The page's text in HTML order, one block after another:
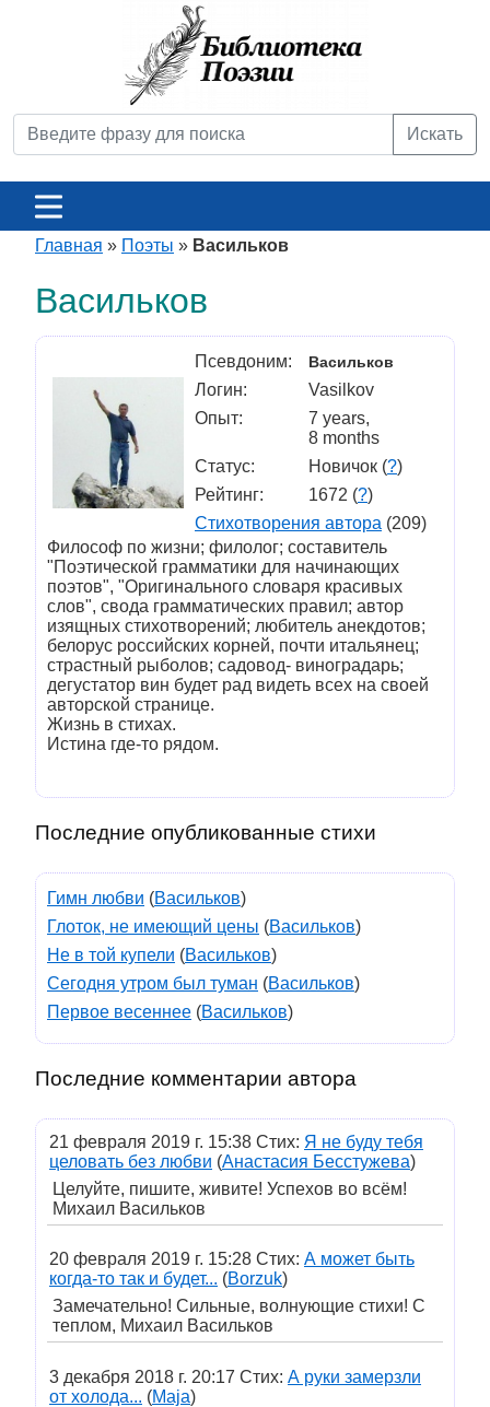
Искать
Главная » Поэты » Васильков
Васильков
Псевдоним: Васильков
Логин:
Vasilkov
Опыт:
7 years,
8 months
Статус:
Новичок (?)
Рейтинг:
1672 (?)
Стихотворения автора (209)
Философ по жизни; филолог; составитель
"Поэтической грамматики для начинающих
поэтов", "Оригинального словаря красивых
слов", свода грамматических правил; автор
изящных стихотворений; любитель анекдотов;
белорус российских корней, почти итальянец;
страстный рыболов; садовод- виноградарь;
дегустатор вин будет рад видеть всех на своей
авторской странице.
Жизнь в стихах.
Истина где-то рядом.
Последние опубликованные стихи
Гимн любви (Васильков)
Глоток, не имеющий цены (Васильков)
Не в той купели (Васильков)
Сегодня утром был туман (Васильков)
Первое весеннее (Васильков)
Последние комментарии автора
21 февраля 2019 г. 15:38 Стих: Я не буду тебя
целовать без любви (Анастасия Бесстужева)
Целуйте, пишите, живите! Успехов во всём!
Михаил Васильков
20 февраля 2019 г. 15:28 Стих: А может быть
когда-то так и будет... (Borzuk)
Замечательно! Сильные, волнующие стихи! С
теплом, Михаил Васильков
3 декабря 2018 г. 20:17 Стих: А руки замерзли
от холода... (Maja)